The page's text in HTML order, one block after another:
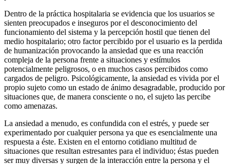
Dentro de la práctica hospitalaria se evidencia que los usuarios se
sienten preocupados e inseguros por el desconocimiento del
funcionamiento del sistema y la percepción hostil que tienen del
medio hospitalario; otro factor percibido por el usuario es la perdida
de humanización provocando la ansiedad que es una reacción
compleja de la persona frente a situaciones y estímulos
potencialmente peligrosos, o en muchos casos percibidos como
cargados de peligro. Psicológicamente, la ansiedad es vivida por el
propio sujeto como un estado de ánimo desagradable, producido por
situaciones que, de manera consciente o no, el sujeto las percibe
como amenazas.
La ansiedad a menudo, es confundida con el estrés, y puede ser
experimentado por cualquier persona ya que es esencialmente una
respuesta a éste. Existen en el entorno cotidiano multitud de
situaciones que resultan estresantes para el individuo; éstas pueden
ser muy diversas y surgen de la interacción entre la persona y el